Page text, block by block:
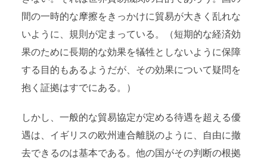
間の一時的な摩擦をきっかけに貿易が大きく乱れな
いように、規則が定まっている。（短期的な経済効
果のために長期的な効果を犠牲としないように保障
する目的もあるようだが、その効果について疑問を
抱く証拠はすでにある。）
しかし、一般的な貿易協定が定める待遇を超える優
遇は、イギリスの欧州連合離脱のように、自由に撤
去できるのは基本である。他の国がその判断の根拠